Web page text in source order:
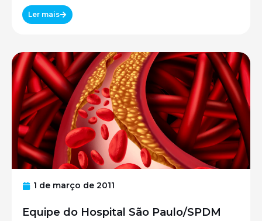
Ler mais
1 de março de 2011
Equipe do Hospital São Paulo/SPDM